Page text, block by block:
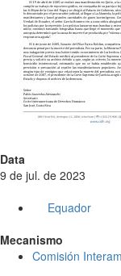
Data
9 de jul. de 2023
Equador
Mecanismo
Comisión